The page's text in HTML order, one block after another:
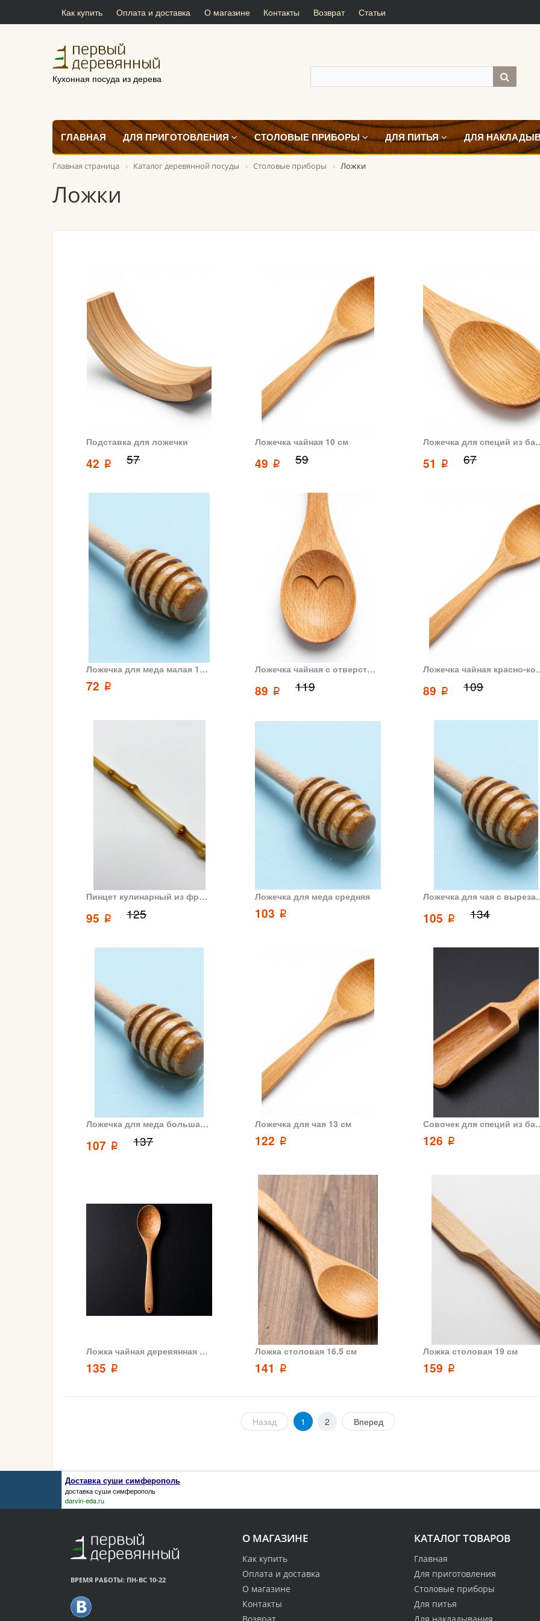
Как купить Оплата и доставка О магазине Контакты Возврат Статьи
Кухонная посуда из дерева
ГЛАВНАЯ ДЛЯ ПРИГОТОВЛЕНИЯ СТОЛОВЫЕ ПРИБОРЫ ДЛЯ ПИТЬЯ ДЛЯ
Главная страница Каталог деревянной посуды Столовые приборы Ложки
Ложки
Подставка для ложечки
42 p 57
Ложечка чайная 10 см
49 p 59
Ложечка для
51 p 67
Ложечка для меда малая 10 см
72 p
Ложечка чайная с отверстиями с форме сердца 19 см
89 p 119
Ложечка
89 p 109
Пинцет кулинарный из фрагмента ствола бамбука
95 p 125
Ложечка для меда средняя
103 p
Ложечка для
105 p 134
Ложечка для меда большая 16 см
107 p 137
Ложечка для чая 13 см
122 p
Совочек
126 p
Ложка чайная деревянная с ручкой обмотанной нитью 13.5 см
135 p
Ложка столовая 16.5 см
141 p
Ложка столовая 19 см
159 p
Назад 1 2 Вперед
Доставка суши симферополь
доставка суши симферополь
darvin-eda.ru
ВРЕМЯ РАБОТЫ: ПН-ВС 10-22
О МАГАЗИНЕ
Как купить
Оплата и доставка
О магазине
Контакты
КАТАЛОГ ТОВАРОВ
Главная
Для приготовления
Столовые приборы
Для питья